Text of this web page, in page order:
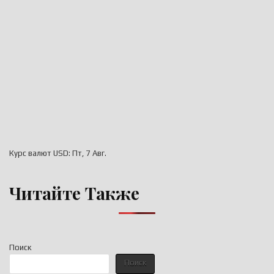
Поиск
Поиск
Курс валют USD: Пт, 7 Авг.
Читайте Также